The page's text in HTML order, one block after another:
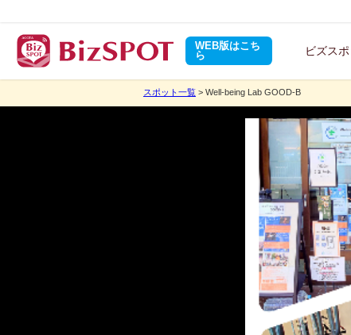
WEB版はこち
ら
ビズス
スポット一覧 > Well-being Lab GOOD-B